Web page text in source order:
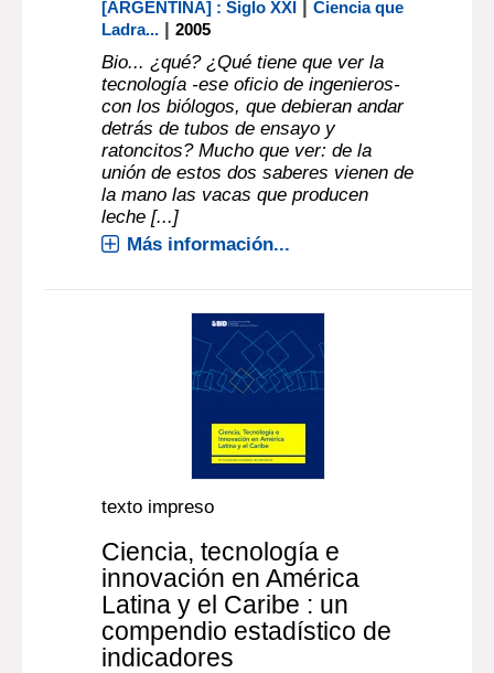
[ARGENTINA] : Siglo XXI |Ciencia que
Ladra... |2005
Bio... ¿qué? ¿Qué tiene que ver la
tecnología -ese oficio de ingenieros-
con los biólogos, que debieran andar
detrás de tubos de ensayo y
ratoncitos? Mucho que ver: de la
unión de estos dos saberes vienen de
la mano las vacas que producen
leche [...]
Más información...
texto impreso
Ciencia, tecnología e
innovación en América
Latina y el Caribe : un
compendio estadístico de
indicadores